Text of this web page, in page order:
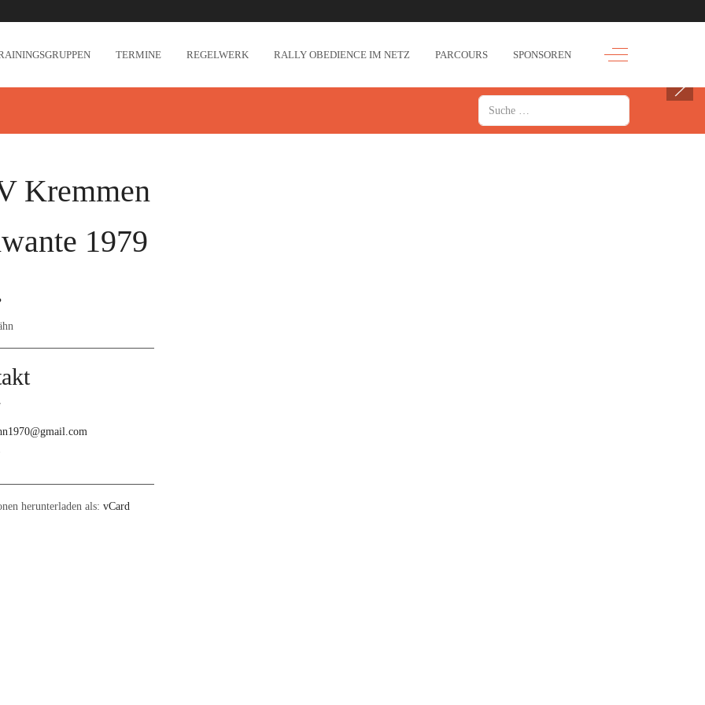
TERMINE REGELWERK RALLY OBEDIENCE IM NETZ PARCOURS SPONSOREN Off-Canvas Toggle
Suchen
Kremmen
1979
herunterladen als: vCard